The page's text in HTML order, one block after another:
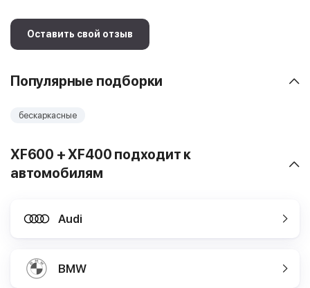
Оставить свой отзыв
Популярные подборки
бескаркасные
XF600 + XF400 подходит к
автомобилям
Audi
BMW